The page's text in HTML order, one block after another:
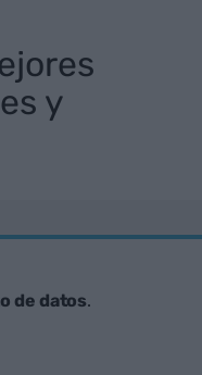
y
de datos.